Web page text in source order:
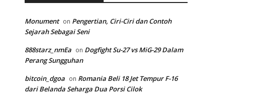
Monument on Pengertian, Ciri-Ciri dan Contoh
Sejarah Sebagai Seni
888starz_nmEa on Dogfight Su-27 vs MiG-29 Dalam
Perang Sungguhan
bitcoin_dgoa on Romania Beli 18 Jet Tempur F-16
dari Belanda Seharga Dua Porsi Cilok